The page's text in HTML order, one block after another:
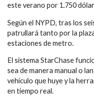
este verano por 1.750
Según el NYPD, tras los
patrullará tanto por la
estaciones de metro.
El sistema StarChase
sea de manera manual o
vehículo que huye y la
en tiempo real.